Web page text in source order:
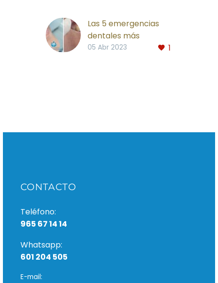
Las 5 emergencias
dentales más
comunes, y cómo
regularmente al
1
05 Abr 2023
CONTACTO
Teléfono:
965 67 14 14
Whatsapp:
601 204 505
E-mail: